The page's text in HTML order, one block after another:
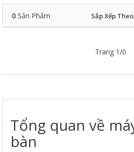
0 Sản Phẩm Sắp Xếp Theo
Trang 1/0
Tổng quan về
bàn